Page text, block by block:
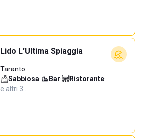
Lido L'Ultima Spiaggia
Taranto
Sabbiosa· Bar· Ristorante·
e altri 3…